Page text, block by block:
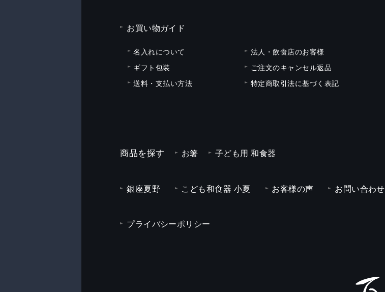
お買い物ガイド
名入れについて
法人・飲食店のお客様
ギフト包装
ご注文のキャンセル返品
送料・支払い方法
特定商取引法に基づく表記
商品を探す お箸 子ども用 和食器
銀座夏野 こども和食器 小夏 お客様の声 お問い合わせ
プライバシーポリシー